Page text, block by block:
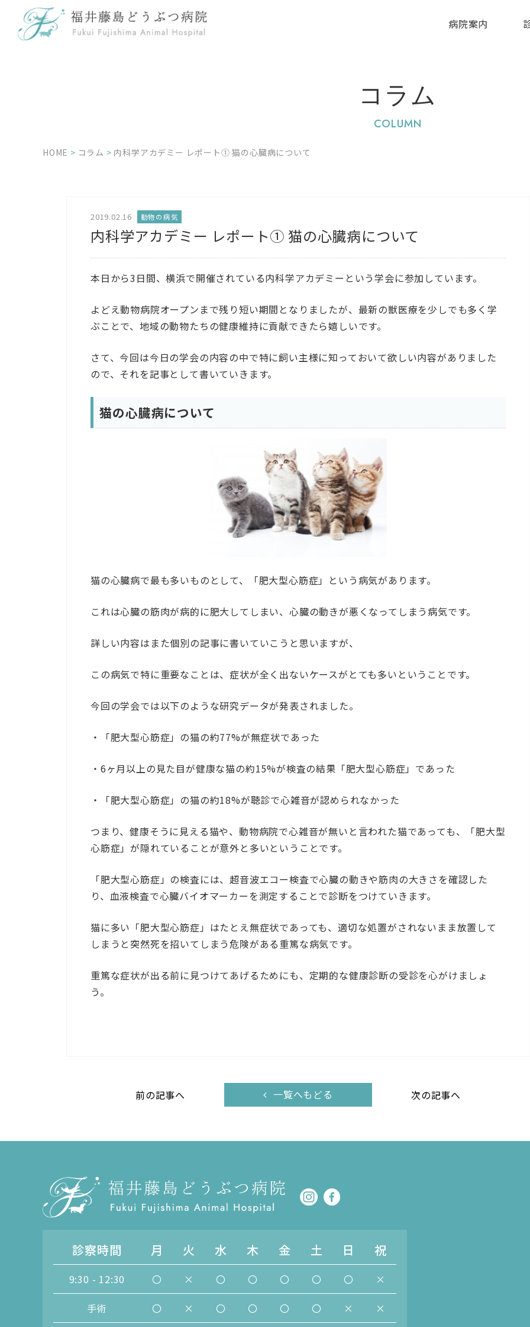
病院案内
コラム
COLUMN
HOME > コラム > 内科学アカデミー レポート① 猫の心臓病について
2019.02.16 動物の病気
内科学アカデミー レポート① 猫の心臓病について
本日から3日間、横浜で開催されている内科学アカデミーという学会に参加しています。
よどえ動物病院オープンまで残り短い期間となりましたが、最新の獣医療を少しでも多く学
ぶことで、地域の動物たちの健康維持に貢献できたら嬉しいです。
さて、今回は今日の学会の内容の中で特に飼い主様に知っておいて欲しい内容がありました
ので、それを記事として書いていきます。
猫の心臓病について
猫の心臓病で最も多いものとして、「肥大型心筋症」という病気があります。
これは心臓の筋肉が病的に肥大してしまい、心臓の動きが悪くなってしまう病気です。
詳しい内容はまた個別の記事に書いていこうと思いますが、
この病気で特に重要なことは、症状が全く出ないケースがとても多いということです。
今回の学会では以下のような研究データが発表されました。
・「肥大型心筋症」の猫の約77%が無症状であった
・6ヶ月以上の見た目が健康な猫の約15%が検査の結果「肥大型心筋症」であった
・「肥大型心筋症」の猫の約18%が聴診で心雑音が認められなかった
つまり、健康そうに見える猫や、動物病院で心雑音が無いと言われた猫であっても、「肥大型
心筋症」が隠れていることが意外と多いということです。
「肥大型心筋症」の検査には、超音波エコー検査で心臓の動きや筋肉の大きさを確認した
り、血液検査で心臓バイオマーカーを測定することで診断をつけていきます。
猫に多い「肥大型心筋症」はたとえ無症状であっても、適切な処置がされないまま放置して
しまうと突然死を招いてしまう危険がある重篤な病気です。
重篤な症状が出る前に見つけてあげるためにも、定期的な健康診断の受診を心がけましょ
う。
前の記事へ 次の記事へ
一覧へもどる
診察時間 月 火 水 木 金 土 日 祝
9:30 - 12:30 〇 × 〇 〇 〇 〇 〇 ×
手術 〇 × 〇 〇 〇 〇 × ×